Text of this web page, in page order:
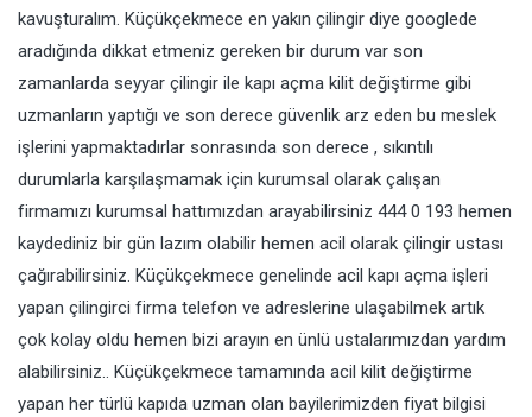
kavuşturalım. Küçükçekmece en yakın çilingir diye googlede
aradığında dikkat etmeniz gereken bir durum var son
zamanlarda seyyar çilingir ile kapı açma kilit değiştirme gibi
uzmanların yaptığı ve son derece güvenlik arz eden bu meslek
işlerini yapmaktadırlar sonrasında son derece , sıkıntılı
durumlarla karşılaşmamak için kurumsal olarak çalışan
firmamızı kurumsal hattımızdan arayabilirsiniz 444 0 193 hemen
kaydediniz bir gün lazım olabilir hemen acil olarak çilingir ustası
çağırabilirsiniz. Küçükçekmece genelinde acil kapı açma işleri
yapan çilingirci firma telefon ve adreslerine ulaşabilmek artık
çok kolay oldu hemen bizi arayın en ünlü ustalarımızdan yardım
alabilirsiniz.. Küçükçekmece tamamında acil kilit değiştirme
yapan her türlü kapıda uzman olan bayilerimizden fiyat bilgisi